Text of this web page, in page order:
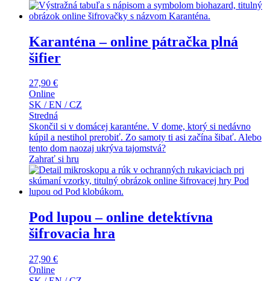
Karanténa – online pátračka plná
šifier
27,90 €
Online
SK / EN / CZ
Stredná
Skončil si v domácej karanténe. V dome, ktorý si nedávno
kúpil a nestihol prerobiť. Zo samoty ti asi začína šibať. Alebo
tento dom naozaj ukrýva tajomstvá?
Zahrať si hru
Pod lupou – online detektívna
šifrovacia hra
27,90 €
Online